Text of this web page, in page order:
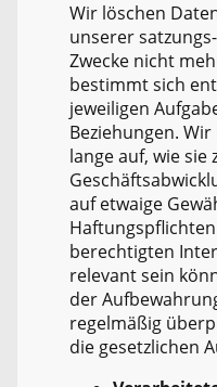
Wir löschen
unserer
Zwecke nicht
bestimmt sich
jeweiligen
Beziehungen.
lange auf, wie sie
auf etwaige
berechtigten
relevant sein
der
regelmäßig
die gesetzlichen